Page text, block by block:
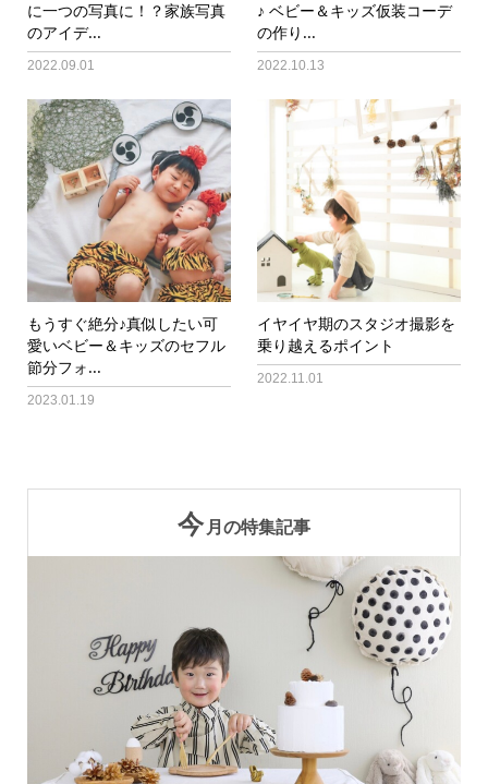
に一つの写真に！？家族写真
のアイデ...
2022.09.01
♪ ベビー＆キッズ仮装コーデ
の作り...
2022.10.13
もうすぐ絶分♪真似したい可
愛いベビー＆キッズのセフル
節分フォ...
2023.01.19
イヤイヤ期のスタジオ撮影を
乗り越えるポイント
2022.11.01
今月の特集記事